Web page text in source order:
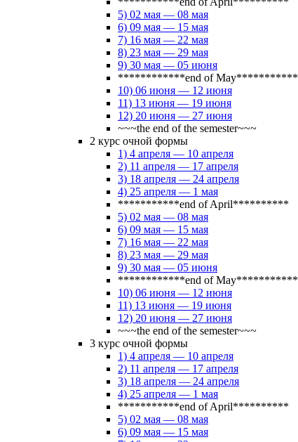
5) 02 мая — 08 мая
6) 09 мая — 15 мая
7) 16 мая — 22 мая
8) 23 мая — 29 мая
9) 30 мая — 05 июня
************end of May***********
10) 06 июня — 12 июня
11) 13 июня — 19 июня
12) 20 июня — 27 июня
~~~the end of the semester~~~
2 курс очной формы
1) 4 апреля — 10 апреля
2) 11 апреля — 17 апреля
3) 18 апреля — 24 апреля
4) 25 апреля — 1 мая
***********end of April**********
5) 02 мая — 08 мая
6) 09 мая — 15 мая
7) 16 мая — 22 мая
8) 23 мая — 29 мая
9) 30 мая — 05 июня
************end of May***********
10) 06 июня — 12 июня
11) 13 июня — 19 июня
12) 20 июня — 27 июня
~~~the end of the semester~~~
3 курс очной формы
1) 4 апреля — 10 апреля
2) 11 апреля — 17 апреля
3) 18 апреля — 24 апреля
4) 25 апреля — 1 мая
***********end of April**********
5) 02 мая — 08 мая
6) 09 мая — 15 мая